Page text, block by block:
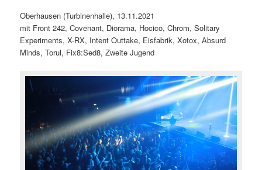
Oberhausen (Turbinenhalle), 13.11.2021
mit Front 242, Covenant, Diorama, Hocico, Chrom, Solitary
Experiments, X-RX, Intent Outtake, Eisfabrik, Xotox, Absurd
Minds, Torul, Fix8:Sed8, Zweite Jugend